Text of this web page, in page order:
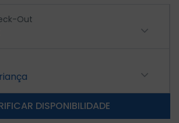
Out
DISPONIBILIDADE